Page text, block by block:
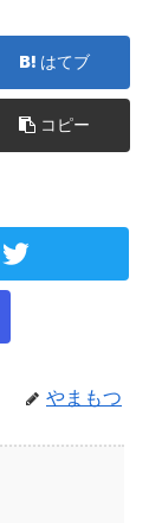
はてブ
コピー
やまもつ